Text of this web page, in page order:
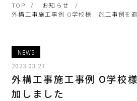
TOP
お知らせ
外構工事施工事例 O学校様 施工事例を
NEWS
2023.03.23
外構工事施工事例 O学校
加しました